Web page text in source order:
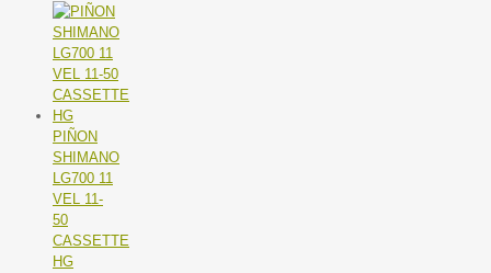
PIÑON
SHIMANO
LG700 11
VEL 11-
50
CASSETTE
HG